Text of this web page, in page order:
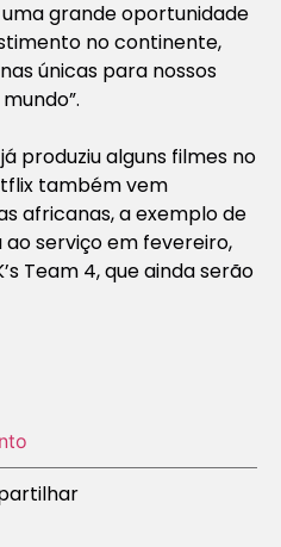
grande oportunidade
no continente,
únicas para nossos
produziu alguns filmes no
também vem
africanas, a exemplo de
ao serviço em fevereiro,
Team 4, que ainda serão